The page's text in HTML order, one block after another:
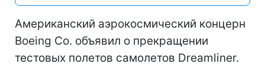
Американский аэрокосмический концерн
Boeing Co. объявил о прекращении
тестовых полетов самолетов Dreamliner.